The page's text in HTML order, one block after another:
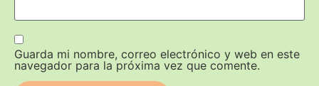
Guarda mi nombre, correo electrónico y web en este
navegador para la próxima vez que comente.